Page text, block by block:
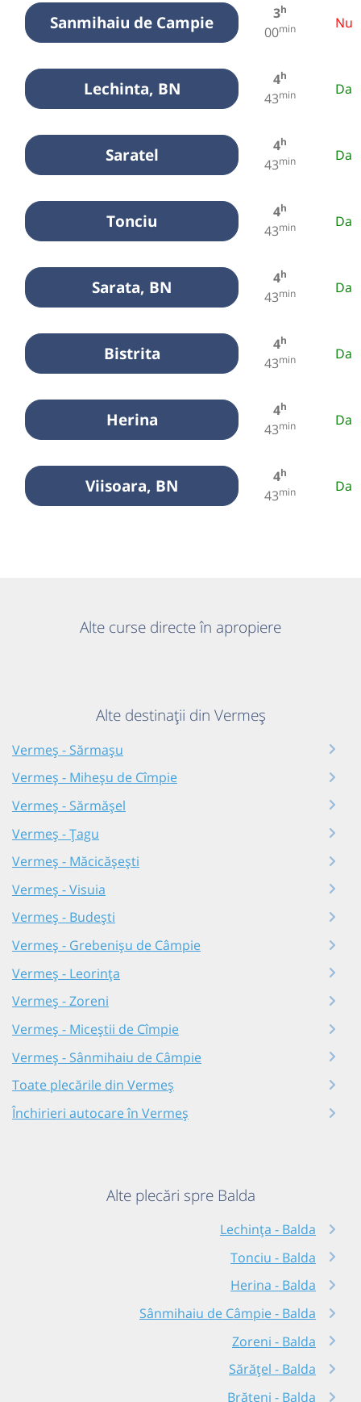
Sanmihaiu de Campie 3h
00min Nu
Lechinta, BN 4h
43min Da
Saratel 4h
43min Da
Tonciu 4h
43min Da
Sarata, BN 4h
43min Da
Bistrita 4h
43min Da
Herina 4h
43min Da
Viisoara, BN 4h
43min Da
Alte curse directe în apropiere
Alte destinații din Vermeș
Vermeș - Sărmașu
Vermeș - Miheșu de Cîmpie
Vermeș - Sărmășel
Vermeș - Țagu
Vermeș - Măcicășești
Vermeș - Visuia
Vermeș - Budești
Vermeș - Grebenișu de Câmpie
Vermeș - Leorința
Vermeș - Zoreni
Vermeș - Miceștii de Cîmpie
Vermeș - Sânmihaiu de Câmpie
Toate plecările din Vermeș
Închirieri autocare în Vermeș
Alte plecări spre Balda
Lechința - Balda
Tonciu - Balda
Herina - Balda
Sânmihaiu de Câmpie - Balda
Zoreni - Balda
Sărățel - Balda
Brăteni - Balda